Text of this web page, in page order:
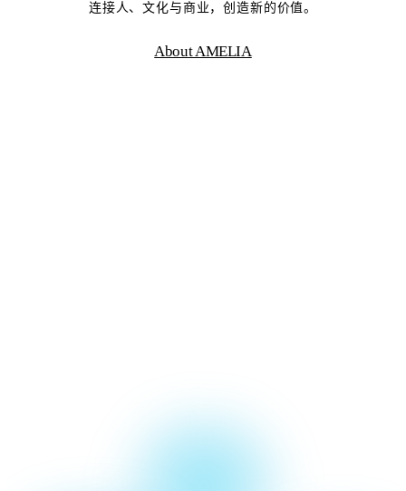
连接人、文化与商业，创造新的价值。
About AMELIA